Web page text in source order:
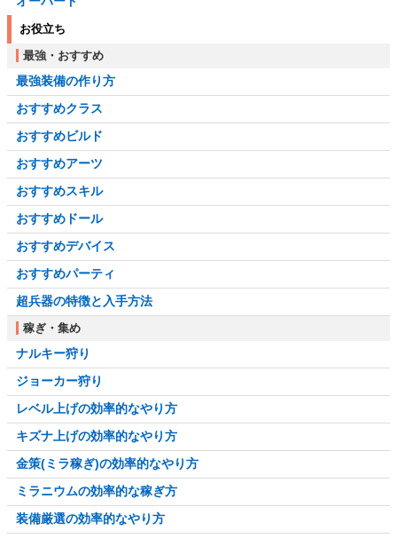
お役立ち
最強・おすすめ
最強装備の作り方
おすすめクラス
おすすめビルド
おすすめアーツ
おすすめスキル
おすすめドール
おすすめデバイス
おすすめパーティ
超兵器の特徴と入手方法
稼ぎ・集め
ナルキー狩り
ジョーカー狩り
レベル上げの効率的なやり方
キズナ上げの効率的なやり方
金策(ミラ稼ぎ)の効率的なやり方
ミラニウムの効率的な稼ぎ方
装備厳選の効率的なやり方